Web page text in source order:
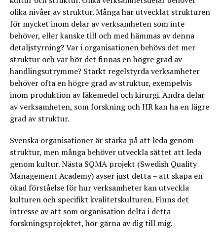
olika nivåer av struktur. Många har utvecklat strukturen
för mycket inom delar av verksamheten som inte
behöver, eller kanske till och med hämmas av denna
detaljstyrning? Var i organisationen behövs det mer
struktur och var bör det finnas en högre grad av
handlingsutrymme? Starkt regelstyrda verksamheter
behöver ofta en högre grad av struktur, exempelvis
inom produktion av läkemedel och kirurgi. Andra delar
av verksamheten, som forskning och HR kan ha en lägre
grad av struktur.
Svenska organisationer är starka på att leda genom
struktur, men många behöver utveckla sättet att leda
genom kultur. Nästa SQMA projekt (Swedish Quality
Management Academy) avser just detta – att skapa en
ökad förståelse för hur verksamheter kan utveckla
kulturen och specifikt kvalitetskulturen. Finns det
intresse av att som organisation delta i detta
forskningsprojektet, hör gärna av dig till mig.